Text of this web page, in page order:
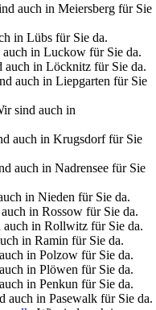
auch in Meiersberg für Sie
in Lübs für Sie da.
auch in Luckow für Sie da.
auch in Löcknitz für Sie da.
auch in Liepgarten für Sie
sind auch in
auch in Krugsdorf für Sie
auch in Nadrensee für Sie
in Nieden für Sie da.
in Rossow für Sie da.
auch in Rollwitz für Sie da.
in Ramin für Sie da.
in Polzow für Sie da.
in Plöwen für Sie da.
in Penkun für Sie da.
auch in Pasewalk für Sie da.